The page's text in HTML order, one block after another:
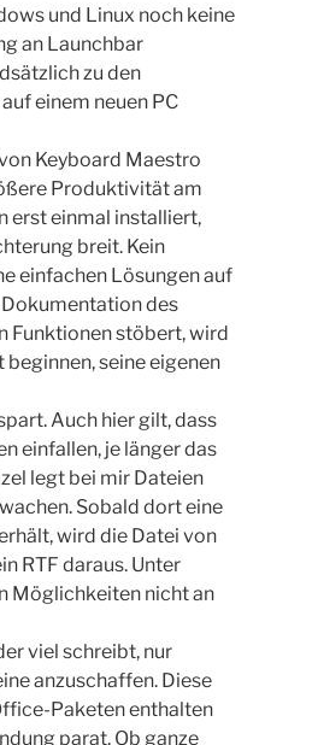
und Linux noch keine
an Launchbar
zu den
einem neuen PC
Keyboard Maestro
Produktivität am
erst einmal installiert,
breit. Kein
einfachen Lösungen auf
des
Funktionen stöbert, wird
seine eigenen
Auch hier gilt, dass
einfallen, je länger das
legt bei mir Dateien
Sobald dort eine
wird die Datei von
RTF daraus. Unter
Möglichkeiten nicht an
viel schreibt, nur
anzuschaffen. Diese
Paketen enthalten
parat. Ob ganze